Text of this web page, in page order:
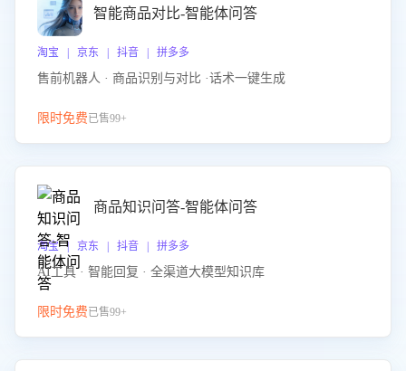
智能商品对比-智能体问答
淘宝 | 京东 | 抖音 | 拼多多
售前机器人 · 商品识别与对比 ·话术一键生成
限时免费已售99+
商品知识问答-智能体问答
淘宝 | 京东 | 抖音 | 拼多多
AI工具 · 智能回复 · 全渠道大模型知识库
限时免费已售99+